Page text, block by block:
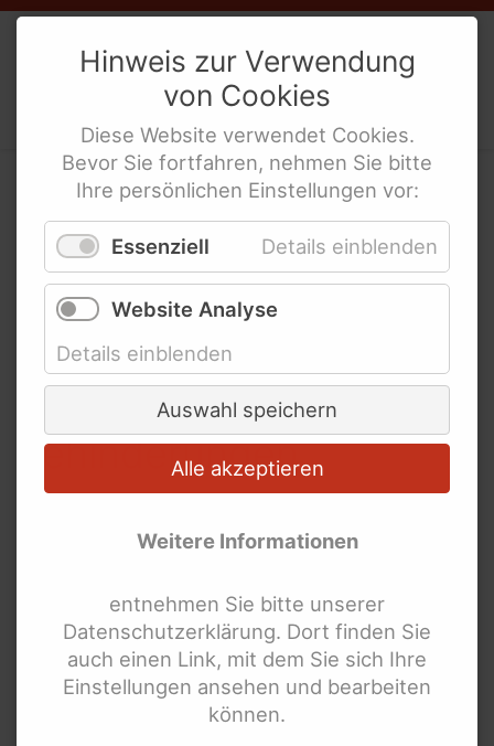
Social Media Netiquette
Links und Adressen
Netzwerke und
Koordinierungsstellen für
behinderte Frauen
Links für Lesben und LSBTIQ* mit
Behinderung
Links für Mädchen mit Behinderung
Bundesweite Organisationen für
Menschen mit Behinderung
Bundesministerien und mehr
Internationale Links
Weibernetze.V.
Politische Interes­sen­ver­tre­tung
behinderte Frauen
Erstes
Gleichstellungsgesetz
weltweit mit
Diskriminierungsverbot
für Frauen mit
Behinderungen
Hinweis zur Verwendung
von Cookies
Diese Website verwendet Cookies.
Bevor Sie fortfahren, nehmen Sie bitte
Ihre persönlichen Einstellungen vor:
Essenziell Details einblenden
Website Analyse
Details einblenden
Auswahl speichern
Alle akzeptieren
Weitere Informationen
entnehmen Sie bitte unserer
Datenschutzerklärung. Dort finden Sie
auch einen Link, mit dem Sie sich Ihre
Einstellungen ansehen und bearbeiten
können.